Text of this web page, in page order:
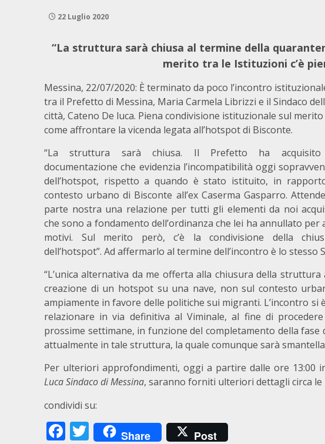
22 Luglio 2020
“La struttura sarà chiusa al termine della
merito tra le Istituzioni c’è
Messina, 22/07/2020: È terminato da poco l’incontro
tra il Prefetto di Messina, Maria Carmela Librizzi e il Sindaco
città, Cateno De luca. Piena condivisione istituzionale sul merito
come affrontare la vicenda legata all’hotspot di Bisconte.
“La struttura sarà chiusa. Il Prefetto ha
documentazione che evidenzia l’incompatibilità oggi
dell’hotspot, rispetto a quando è stato istituito, in
contesto urbano di Bisconte all’ex Caserma Gasparro.
parte nostra una relazione per tutti gli elementi da noi
che sono a fondamento dell’ordinanza che lei ha annullato per
motivi. Sul merito però, c’è la condivisione della
dell’hotspot”. Ad affermarlo al termine dell’incontro è lo stesso
“L’unica alternativa da me offerta alla chiusura della
creazione di un hotspot su una nave, non sul contesto
ampiamente in favore delle politiche sui migranti. L’incontro
relazionare in via definitiva al Viminale, al fine di
prossime settimane, in funzione del completamento della
attualmente in tale struttura, la quale comunque sarà
Per ulteriori approfondimenti, oggi a partire dalle ore 13:00
Luca Sindaco di Messina, saranno forniti ulteriori dettagli circa le
condividi su:
Facebook
Twitter
Share Post